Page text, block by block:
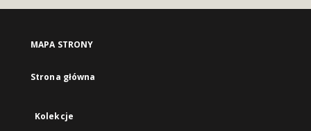
MAPA STRONY
Strona główna
Kolekcje